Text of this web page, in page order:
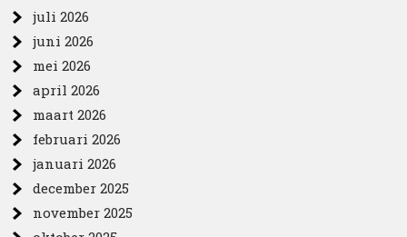
juli 2026
juni 2026
mei 2026
april 2026
maart 2026
februari 2026
januari 2026
december 2025
november 2025